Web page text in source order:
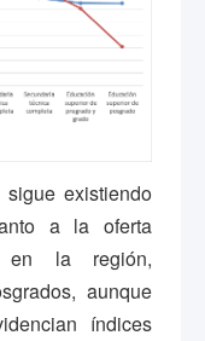
sigue existiendo
a la oferta
en la región,
aunque
índices